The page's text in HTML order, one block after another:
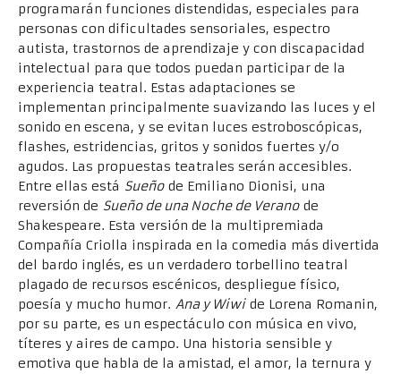
programarán funciones distendidas, especiales para
personas con dificultades sensoriales, espectro
autista, trastornos de aprendizaje y con discapacidad
intelectual para que todos puedan participar de la
experiencia teatral. Estas adaptaciones se
implementan principalmente suavizando las luces y el
sonido en escena, y se evitan luces estroboscópicas,
flashes, estridencias, gritos y sonidos fuertes y/o
agudos. Las propuestas teatrales serán accesibles.
Entre ellas está Sueñode Emiliano Dionisi, una
reversión de Sueño de una Noche de Veranode
Shakespeare. Esta versión de la multipremiada
Compañía Criolla inspirada en la comedia más divertida
del bardo inglés, es un verdadero torbellino teatral
plagado de recursos escénicos, despliegue físico,
poesía y mucho humor. Ana y Wiwide Lorena Romanin,
por su parte, es un espectáculo con música en vivo,
títeres y aires de campo. Una historia sensible y
emotiva que habla de la amistad, el amor, la ternura y